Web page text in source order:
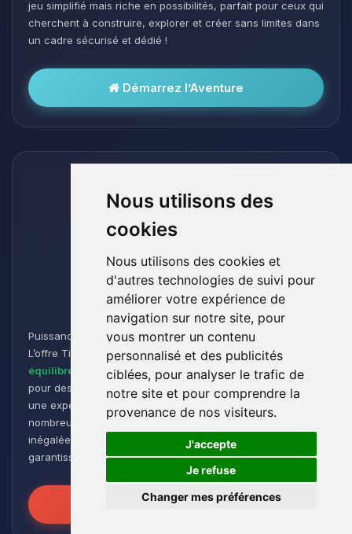
Nous utilisons des
cookies
Nous utilisons des cookies et
d'autres technologies de suivi pour
améliorer votre expérience de
navigation sur notre site, pour
vous montrer un contenu
personnalisé et des publicités
ciblées, pour analyser le trafic de
notre site et pour comprendre la
provenance de nos visiteurs.
J'accepte
Je refuse
Changer mes préférences
jeu simplifié mais riche en possibilités, parfait pour ceux qui
cherchent à construire, explorer et créer sans limites dans
un cadre sécurisé et dédié !
Démarrez l’Aventure
Titan
Puissance et Endurance pour les Aventuriers de Minecraft :
L’offre Titan est conçue pour les joueurs cherchant un
équilibre parfait entre performance et flexibilité. Idéale
pour des
groupes de taille moyenne à grande
, elle offre
une expérience de jeu fluide et réactive, même avec de
nombreux plugins et modpacks. Profitez d’une stabilité
inégalée pour des sessions de jeu intenses et prolongées,
garantissant que vos mondes restent robustes et réactifs !
Libérez la Puissance
🍪